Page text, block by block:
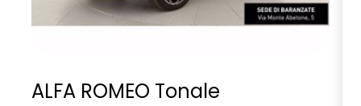
ALFA ROMEO Tonale